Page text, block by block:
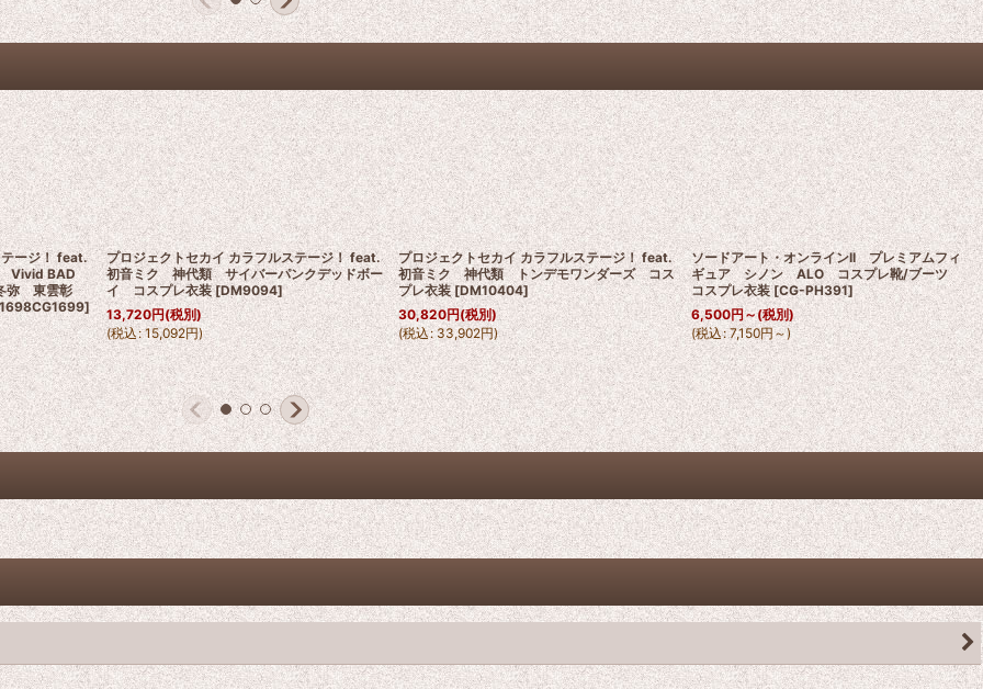
テージ！ feat.
Vivid BAD
弥 東雲彰
]
プロジェクトセカイ カラフルステージ！ feat.
初音ミク 神代類 サイバーパンクデッドボー
イ コスプレ衣装 [DM9094]
13,720円(税別)
(税込: 15,092円)
プロジェクトセカイ カラフルステージ！ feat.
初音ミク 神代類 トンデモワンダーズ コス
プレ衣装 [DM10404]
30,820円(税別)
(税込: 33,902円)
ソードアート・オンラインII プレミアムフィ
ギュア シノン ALO コスプレ靴/ブーツ
コスプレ衣装 [CG-PH391]
6,500円～(税別)
(税込: 7,150円～)